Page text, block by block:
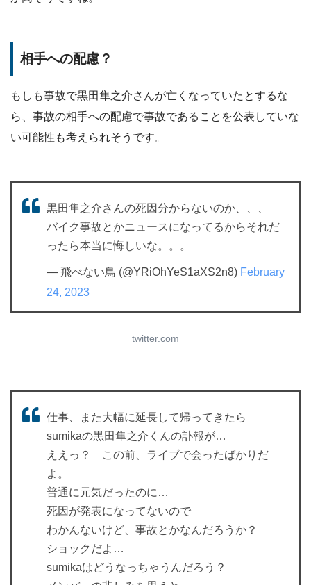
相手への配慮？
もしも事故で黒田隼之介さんが亡くなっていたとするな
ら、事故の相手への配慮で事故であることを公表していな
い可能性も考えられそうです。
黒田隼之介さんの死因分からないのか、、、
バイク事故とかニュースになってるからそれだ
ったら本当に悔しいな。。。
— 飛べない鳥 (@YRiOhYeS1aXS2n8) February
24, 2023
twitter.com
仕事、また大幅に延長して帰ってきたら
sumikaの黒田隼之介くんの訃報が…
ええっ？ この前、ライブで会ったばかりだ
よ。
普通に元気だったのに…
死因が発表になってないので
わかんないけど、事故とかなんだろうか？
ショックだよ…
sumikaはどうなっちゃうんだろう？